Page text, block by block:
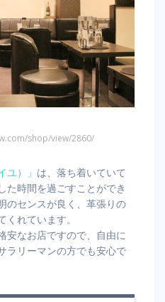
shop/view/2860/
ユ）」 は、落ち着いていて
た時間を過ごすことができ
のセンスが良く、革張りの
れています。
安なお店ですので、自由に
ラリーマンの方でも安心で